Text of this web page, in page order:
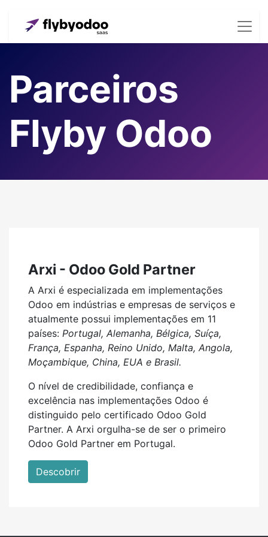
Parceiros
Flyby Odoo
Arxi - Odoo Gold Partner
A Arxi é especializada em implementações
Odoo em indústrias e empresas de serviços e
atualmente possui implementações em 11
países: Portugal, Alemanha, Bélgica, Suíça,
França, Espanha, Reino Unido, Malta, Angola,
Moçambique, China, EUA e Brasil.
O nível de credibilidade, confiança e
excelência nas implementações Odoo é
distinguido pelo certificado Odoo Gold
Partner. A Arxi orgulha-se de ser o primeiro
Odoo Gold Partner em Portugal.
Descobrir